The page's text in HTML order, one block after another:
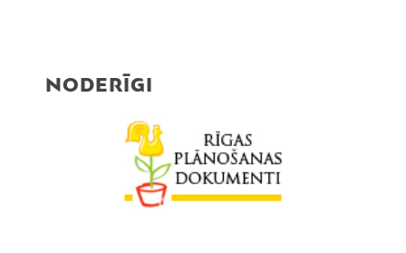
NODERĪGI